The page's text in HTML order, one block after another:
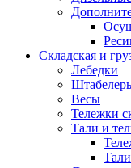
Складская и
Лебедки
Весы
Тележки
Тали и
Тали